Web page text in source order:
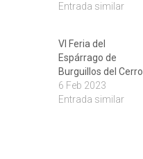
Entrada similar
VI Feria del
Espárrago de
Burguillos del Cerro
6 Feb 2023
Entrada similar